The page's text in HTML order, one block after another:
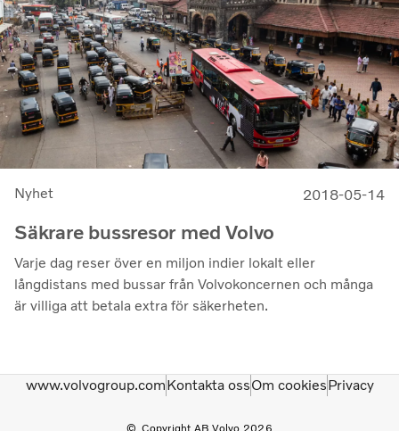
Nyhet 2018-05-14
Säkrare bussresor med Volvo
Varje dag reser över en miljon indier lokalt eller
långdistans med bussar från Volvokoncernen och många
är villiga att betala extra för säkerheten.
Copyright AB Volvo 2026
www.volvogroup.comKontakta ossOm cookiesPrivacy